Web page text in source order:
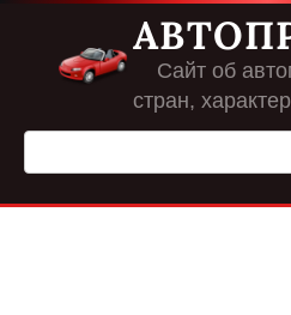
Перейти
контенту
Сайт об
стран,
Поиск: